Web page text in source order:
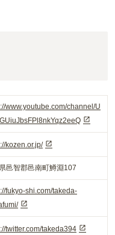
www.youtube.com/channel/U
kozen.or.jp/
邑智郡邑南町鱒淵107
fukyo-shi.com/takeda-
twitter.com/takeda394